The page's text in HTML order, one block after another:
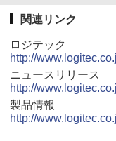
関連リンク
ロジテック
http://
ニュースリリース
http://
製品情報
http://